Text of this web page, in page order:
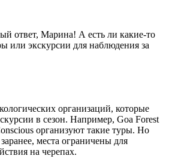
ответ, Марина! А есть ли какие-то
или экскурсии для наблюдения за
организаций, которые
в сезон. Например, Goa Forest
организуют такие туры. Но
места ограничены для
на черепах.